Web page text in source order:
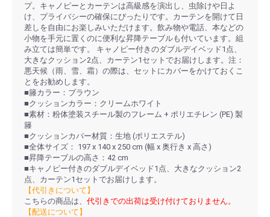
プ。キャノピーとカーテンは高級感を演出し、虫除けや日よ
け、プライバシーの確保にぴったりです。カーテンを開けて日
差しを自由にお楽しみいただけます。飲み物や電話、本などの
小物を手元に置くのに便利な昇降テーブルも付いています。組
み立ては簡単です。 キャノピー付きのダブルデイベッド1点、
大きなクッション2点、カーテン1セットでお届けします。注：
悪天候（雨、雪、霜）の際は、セットにカバーをかけておくこ
とをお勧めします。
■籐カラー：ブラウン
■クッションカラー：クリームホワイト
■素材：粉体塗装スチール製のフレーム + ポリエチレン (PE) 製
籐
■クッションカバー材質：生地 (ポリエステル)
■全体サイズ： 197 x 140 x 250 cm (幅 x 奥行き x 高さ)
■昇降テーブルの高さ：42 cm
■キャノピー付きのダブルデイベッド1点、大きなクッション2
点、カーテン1セットでお届けします。
【代引きについて】
こちらの商品は、 代引きでの出荷は受け付けておりません。
【配送について】